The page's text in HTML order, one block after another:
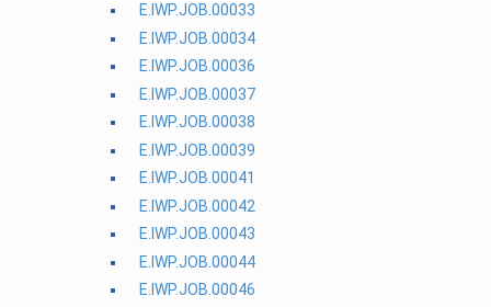
E.IWP.JOB.00033
E.IWP.JOB.00034
E.IWP.JOB.00036
E.IWP.JOB.00037
E.IWP.JOB.00038
E.IWP.JOB.00039
E.IWP.JOB.00041
E.IWP.JOB.00042
E.IWP.JOB.00043
E.IWP.JOB.00044
E.IWP.JOB.00046